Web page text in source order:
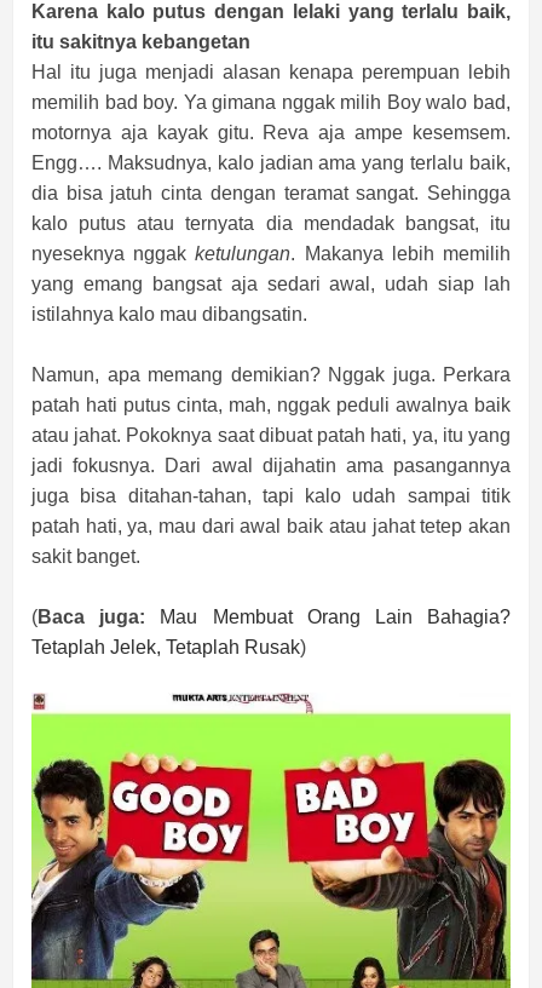
Karena kalo putus dengan lelaki yang terlalu baik,
itu sakitnya kebangetan
Hal itu juga menjadi alasan kenapa perempuan lebih
memilih bad boy. Ya gimana nggak milih Boy walo bad,
motornya aja kayak gitu. Reva aja ampe kesemsem.
Engg…. Maksudnya, kalo jadian ama yang terlalu baik,
dia bisa jatuh cinta dengan teramat sangat. Sehingga
kalo putus atau ternyata dia mendadak bangsat, itu
nyeseknya nggakketulungan. Makanya lebih memilih
yang emang bangsat aja sedari awal, udah siap lah
istilahnya kalo mau dibangsatin.
Namun, apa memang demikian? Nggak juga. Perkara
patah hati putus cinta, mah, nggak peduli awalnya baik
atau jahat. Pokoknya saat dibuat patah hati, ya, itu yang
jadi fokusnya. Dari awal dijahatin ama pasangannya
juga bisa ditahan-tahan, tapi kalo udah sampai titik
patah hati, ya, mau dari awal baik atau jahat tetep akan
sakit banget.
(Baca juga:
Mau Membuat Orang Lain Bahagia?
Tetaplah Jelek, Tetaplah Rusak)